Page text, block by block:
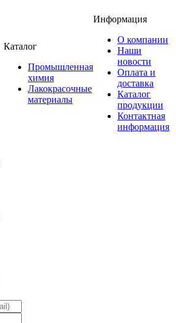
Каталог
Промышленная
химия
Лакокрасочные
материалы
Информация
О компании
Наши
новости
Оплата и
доставка
Каталог
продукции
Контактная
информация